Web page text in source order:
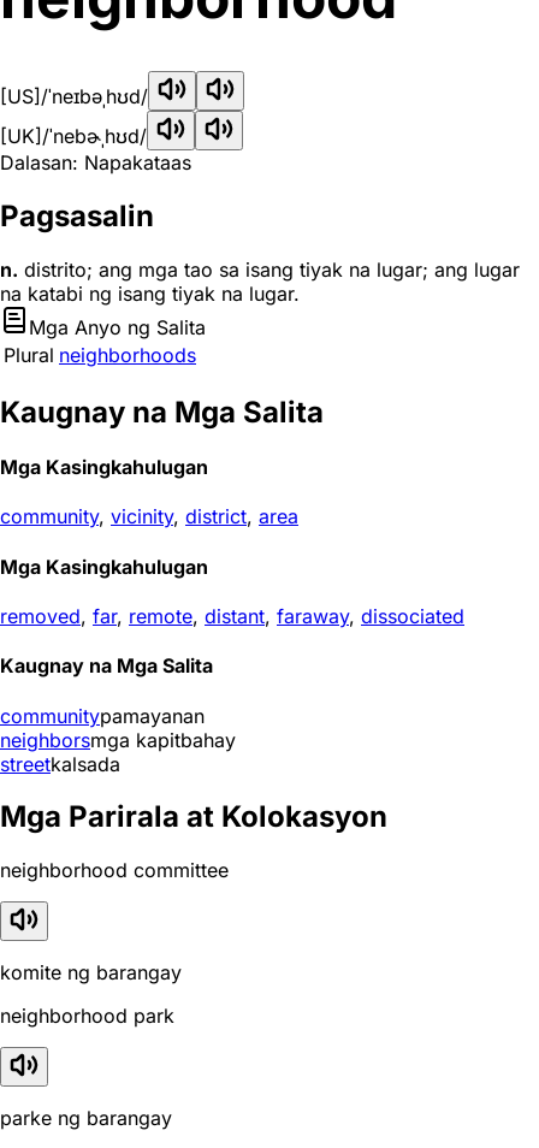
[US] /ˈneɪbəˌhʊd/
[UK] /ˈnebɚˌhʊd/
Dalasan: Napakataas
Pagsasalin
n. distrito; ang mga tao sa isang tiyak na lugar; ang lugar
na katabi ng isang tiyak na lugar.
Mga Anyo ng Salita
Plural neighborhoods
Kaugnay na Mga Salita
Mga Kasingkahulugan
community, vicinity, district, area
Mga Kasingkahulugan
removed, far, remote, distant, faraway, dissociated
Kaugnay na Mga Salita
communitypamayanan
neighborsmga kapitbahay
streetkalsada
Mga Parirala at Kolokasyon
neighborhood committee
komite ng barangay
neighborhood park
parke ng barangay